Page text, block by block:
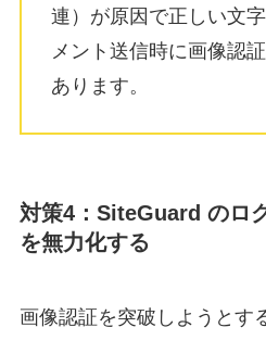
連）が原因で正しい文
メント送信時に画像認
あります。
対策4：SiteGuard のロ
を無力化する
画像認証を突破しようとす